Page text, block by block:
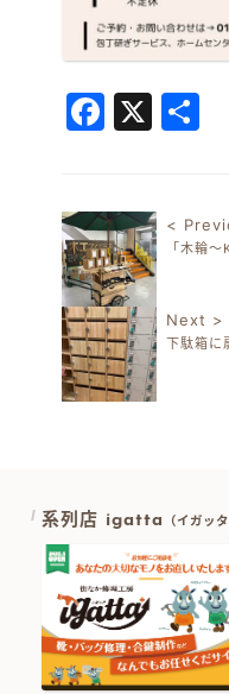
X
投稿ナビゲ
<
「木輪
Next >
下駄箱に
系列店 igatta （イガッタ